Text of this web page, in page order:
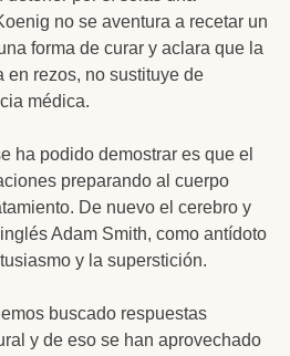
no se aventura a recetar un
forma de curar y aclara que la
en rezos, no sustituye de
médica.
ha podido demostrar es que el
preparando al cuerpo
De nuevo el cerebro y
Adam Smith, como antídoto
y la superstición.
buscado respuestas
y de eso se han aprovechado